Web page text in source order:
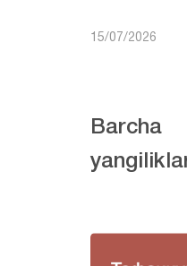
15/07/2026
Barcha